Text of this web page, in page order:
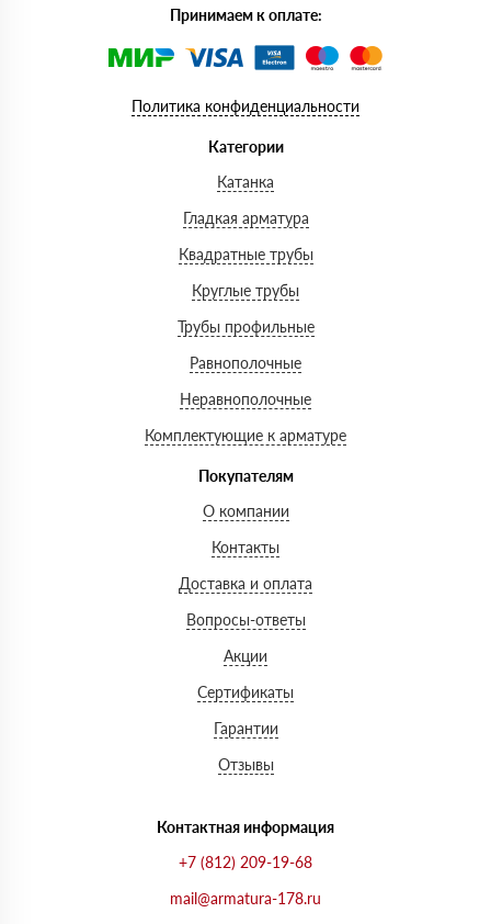
Принимаем к оплате:
Политика конфиденциальности
Категории
Катанка
Гладкая арматура
Квадратные трубы
Круглые трубы
Трубы профильные
Равнополочные
Неравнополочные
Комплектующие к арматуре
Покупателям
О компании
Контакты
Доставка и оплата
Вопросы-ответы
Акции
Сертификаты
Гарантии
Отзывы
Контактная информация
+7 (812) 209-19-68
mail@armatura-178.ru